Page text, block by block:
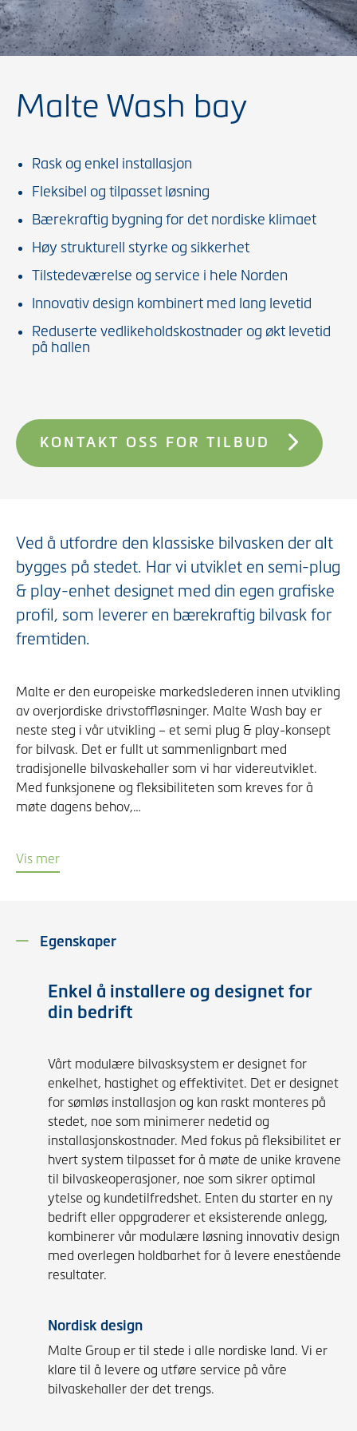
Malte Wash bay
Rask og enkel installasjon
Fleksibel og tilpasset løsning
Bærekraftig bygning for det nordiske klimaet
Høy strukturell styrke og sikkerhet
Tilstedeværelse og service i hele Norden
Innovativ design kombinert med lang levetid
Reduserte vedlikeholdskostnader og økt levetid
på hallen
KONTAKT OSS FOR TILBUD
Ved å utfordre den klassiske bilvasken der alt
bygges på stedet. Har vi utviklet en semi-plug
& play-enhet designet med din egen grafiske
profil, som leverer en bærekraftig bilvask for
fremtiden.
Malte er den europeiske markedslederen innen utvikling
av overjordiske drivstoffløsninger. Malte Wash bay er
neste steg i vår utvikling – et semi plug & play-konsept
for bilvask. Det er fullt ut sammenlignbart med
tradisjonelle bilvaskehaller som vi har videreutviklet.
Med funksjonene og fleksibiliteten som kreves for å
møte dagens behov,…
Vis mer
Egenskaper
Enkel å installere og designet for
din bedrift
Vårt modulære bilvasksystem er designet for
enkelhet, hastighet og effektivitet. Det er designet
for sømløs installasjon og kan raskt monteres på
stedet, noe som minimerer nedetid og
installasjonskostnader. Med fokus på fleksibilitet er
hvert system tilpasset for å møte de unike kravene
til bilvaskeoperasjoner, noe som sikrer optimal
ytelse og kundetilfredshet. Enten du starter en ny
bedrift eller oppgraderer et eksisterende anlegg,
kombinerer vår modulære løsning innovativ design
med overlegen holdbarhet for å levere enestående
resultater.
Nordisk design
Malte Group er til stede i alle nordiske land. Vi er
klare til å levere og utføre service på våre
bilvaskehaller der det trengs.